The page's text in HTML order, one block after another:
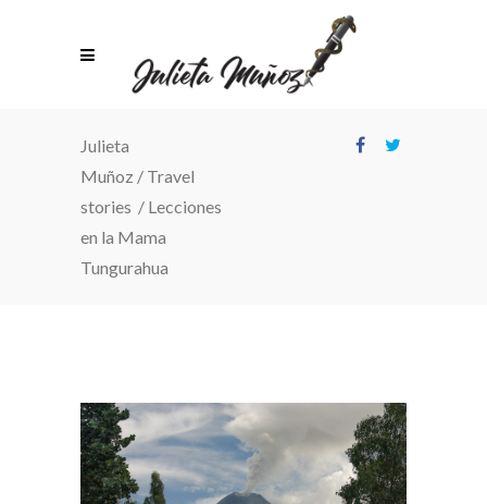
Julieta
Muñoz / Travel
stories / Lecciones
en la Mama
Tungurahua